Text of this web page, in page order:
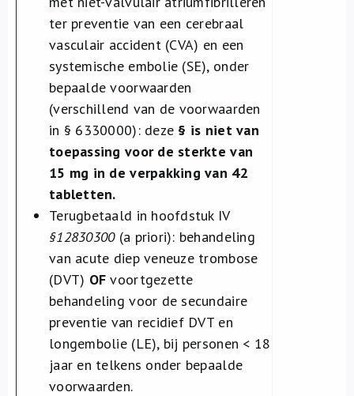
ter preventie van een cerebraal
vasculair accident (CVA) en een
systemische embolie (SE), onder
bepaalde voorwaarden
(verschillend van de voorwaarden
in § 6330000): deze § is niet van
toepassing voor de sterkte van
15 mg in de verpakking van 42
tabletten.
Terugbetaald in hoofdstuk IV
§12830300(a priori): behandeling
van acute diep veneuze trombose
(DVT) OF voortgezette
behandeling voor de secundaire
preventie van recidief DVT en
longembolie (LE), bij personen < 18
jaar en telkens onder bepaalde
voorwaarden.